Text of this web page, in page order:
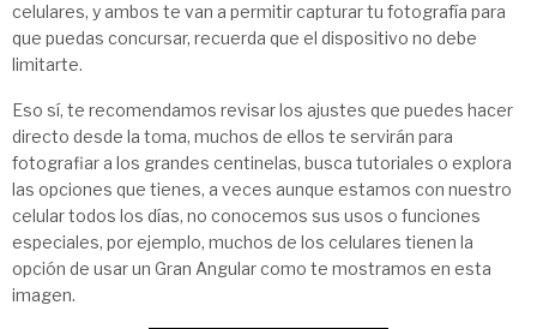
celulares, y ambos te van a permitir capturar tu fotografía para
que puedas concursar, recuerda que el dispositivo no debe
limitarte.
Eso sí, te recomendamos revisar los ajustes que puedes hacer
directo desde la toma, muchos de ellos te servirán para
fotografiar a los grandes centinelas, busca tutoriales o explora
las opciones que tienes, a veces aunque estamos con nuestro
celular todos los días, no conocemos sus usos o funciones
especiales, por ejemplo, muchos de los celulares tienen la
opción de usar un Gran Angular como te mostramos en esta
imagen.